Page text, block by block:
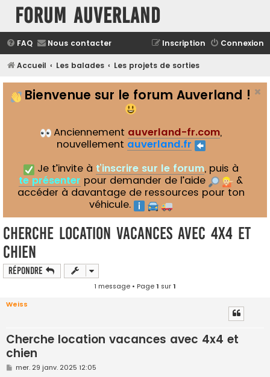
Forum Auverland
FAQ Nous contacter Connexion
Inscription
Accueil Les balades Les projets de sorties
Bienvenue sur le forum Auverland !
Anciennement auverland-fr.com,
nouvellement auverland.fr
Je t’invite à t’inscrire sur le forum, puis à
te présenter pour demander de l’aide
&
accéder à davantage de ressources pour ton
véhicule.
Cherche location vacances avec 4x4 et
chien
Répondre
1 message • Page1 sur1
Weiss
Cherche location vacances avec 4x4 et
chien
M
mer. 29 janv. 2025 12:05